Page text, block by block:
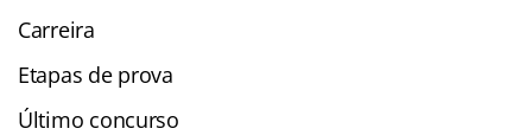
Carreira
Etapas de prova
Último concurso